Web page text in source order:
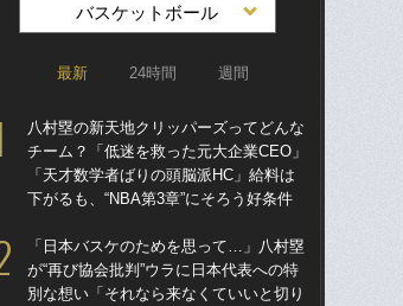
バスケットボール
最新 24時間 週間
八村塁の新天地クリッパーズってどんな
チーム？「低迷を救った元大企業CEO」
「天才数学者ばりの頭脳派HC」給料は
下がるも、“NBA第3章”にそろう好条件
「日本バスケのためを思って…」八村塁
が“再び協会批判”ウラに日本代表への特
別な想い「それなら来なくていいと切り